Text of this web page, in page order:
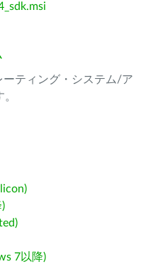
ーティング・システム/ア
7以降)